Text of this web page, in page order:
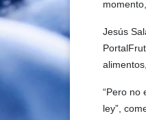
Jesús
“Pero no
ley”,